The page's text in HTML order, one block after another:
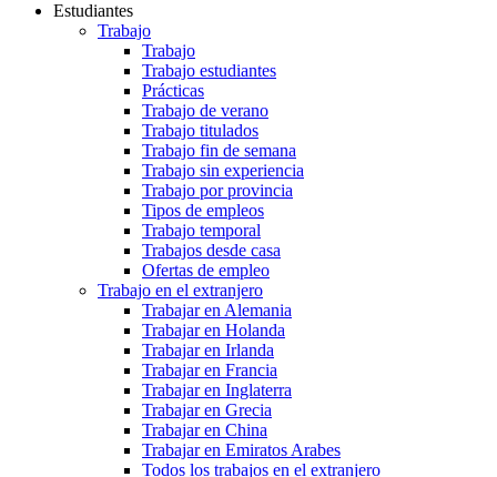
Estudiantes
Trabajo
Trabajo
Trabajo estudiantes
Prácticas
Trabajo de verano
Trabajo titulados
Trabajo fin de semana
Trabajo sin experiencia
Trabajo por provincia
Tipos de empleos
Trabajo temporal
Trabajos desde casa
Ofertas de empleo
Trabajo en el extranjero
Trabajar en Alemania
Trabajar en Holanda
Trabajar en Irlanda
Trabajar en Francia
Trabajar en Inglaterra
Trabajar en Grecia
Trabajar en China
Trabajar en Emiratos Arabes
Todos los trabajos en el extranjero